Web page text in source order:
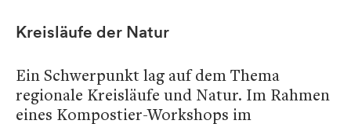
Kreisläufe der Natur
Ein Schwerpunkt lag auf dem Thema
regionale Kreisläufe und Natur. Im Rahmen
eines Kompostier-Workshops im